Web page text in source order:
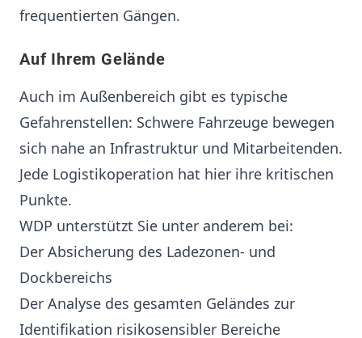
frequentierten Gängen.
Auf Ihrem Gelände
Auch im Außenbereich gibt es typische
Gefahrenstellen: Schwere Fahrzeuge bewegen
sich nahe an Infrastruktur und Mitarbeitenden.
Jede Logistikoperation hat hier ihre kritischen
Punkte.
WDP unterstützt Sie unter anderem bei:
Der Absicherung des Ladezonen- und
Dockbereichs
Der Analyse des gesamten Geländes zur
Identifikation risikosensibler Bereiche